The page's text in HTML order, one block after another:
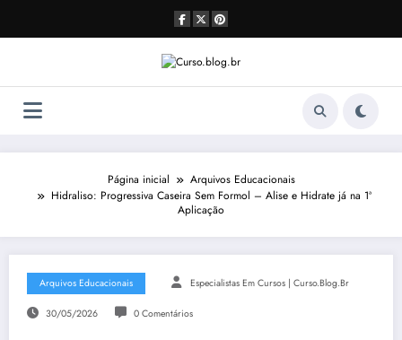
o
Página inicial
Arquivos Educacionais
Hidraliso: Progressiva Caseira Sem Formol – Alise e Hidrate já na 1ª
Aplicação
Arquivos Educacionais Especialistas Em Cursos | Curso.blog.br
30/05/2026 0 Comentários